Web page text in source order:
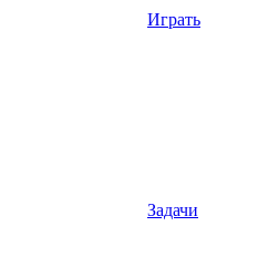
Играть
Задачи